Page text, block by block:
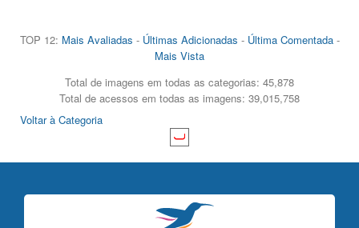
TOP 12: Mais Avaliadas - Últimas Adicionadas - Última Comentada-
Mais Vista
Total de imagens em todas as categorias: 45,878
Total de acessos em todas as imagens: 39,015,758
Voltar à Categoria